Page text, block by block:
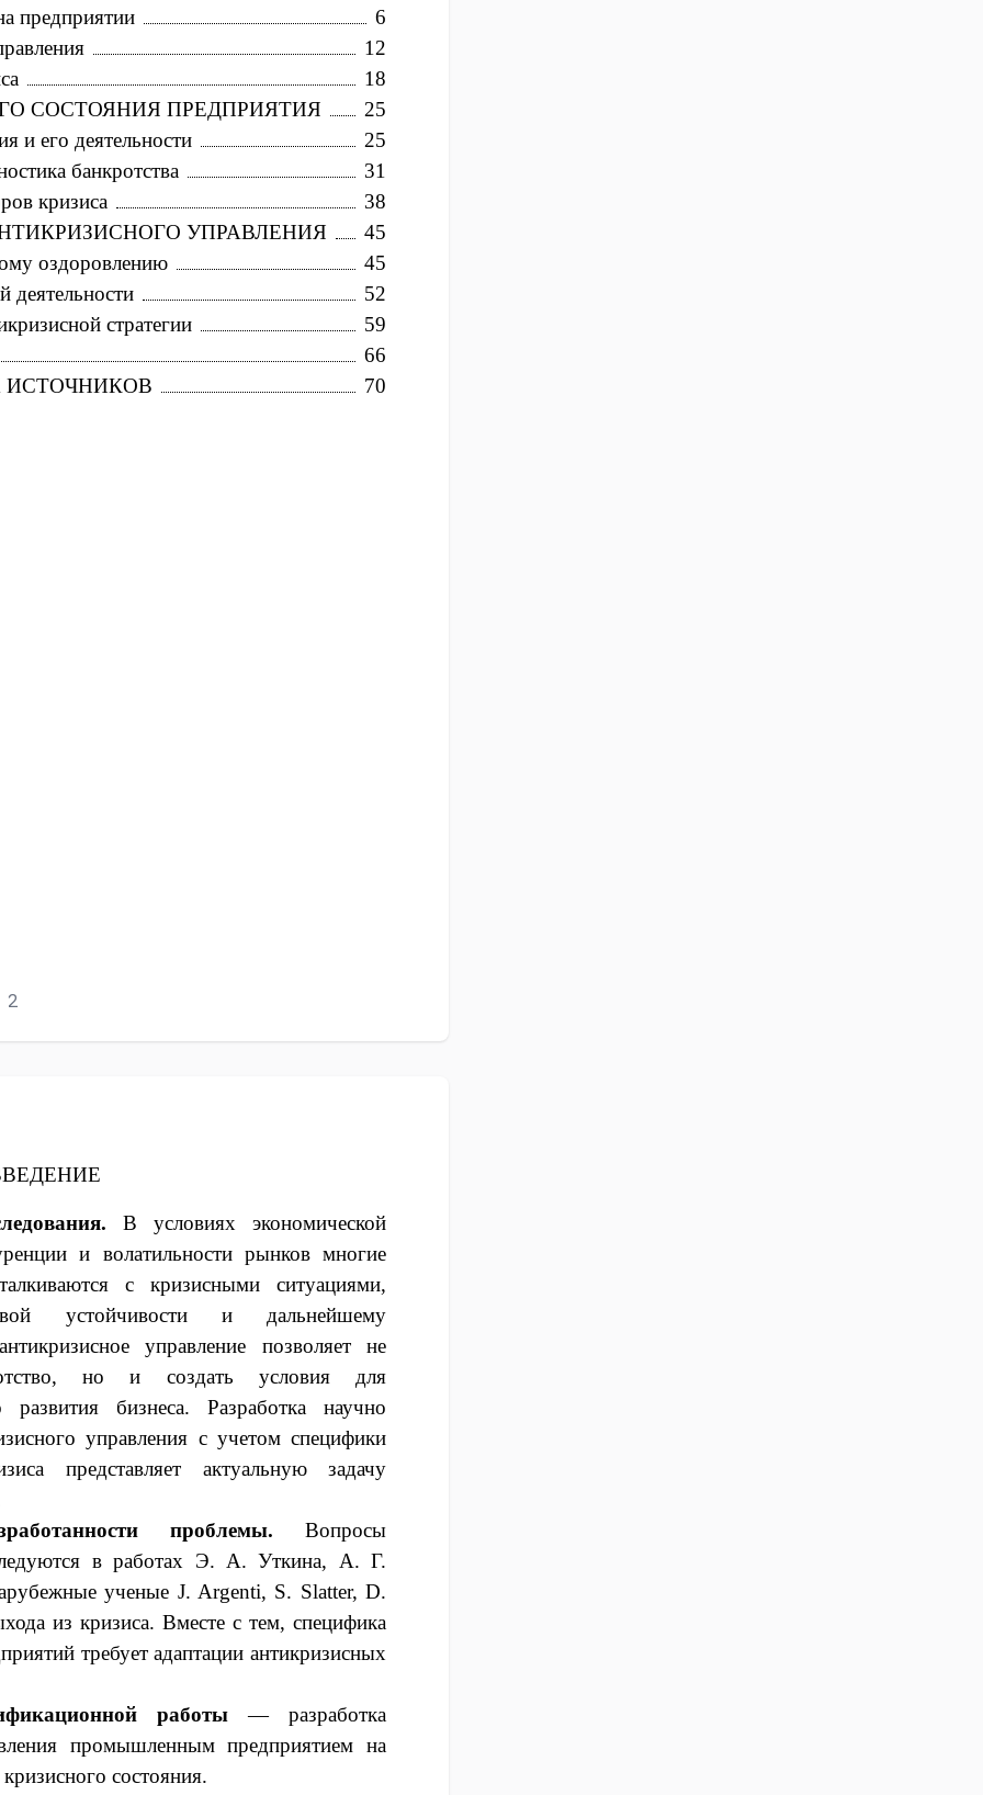
предприятии
6
12
18
СОСТОЯНИЯ ПРЕДПРИЯТИЯ
25
и его деятельности
25
банкротства
31
кризиса
38
УПРАВЛЕНИЯ
45
оздоровлению
45
деятельности
52
стратегии
59
66
70
2
В условиях экономической
и волатильности рынков многие
с кризисными ситуациями,
устойчивости и дальнейшему
управление позволяет не
но и создать условия для
развития бизнеса. Разработка научно
управления с учетом специфики
представляет актуальную задачу
проблемы. Вопросы
в работах Э. А. Уткина, А. Г.
ученые J. Argenti, S. Slatter, D.
из кризиса. Вместе с тем, специфика
требует адаптации антикризисных
работы — разработка
промышленным предприятием на
состояния.